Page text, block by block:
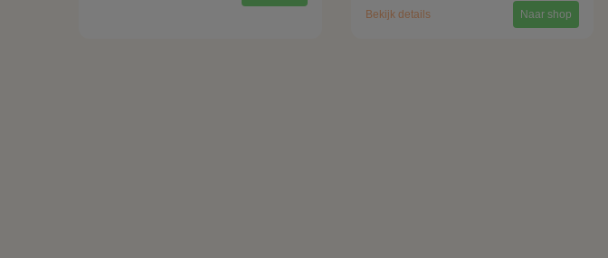
Bekijk details Naar shop